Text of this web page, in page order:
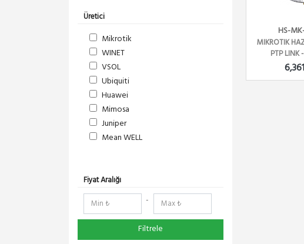
Üretici
Mikrotik
WINET
VSOL
Ubiquiti
Huawei
Mimosa
Juniper
Mean WELL
RedLine
RF Elements
NetElastic
Paessler
TENDA
Fiyat Aralığı
-
Filtrele
HS-
MIKROTIK
PTP LINK